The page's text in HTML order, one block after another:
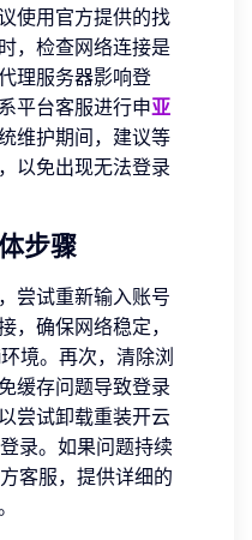
使用官方提供的找
，检查网络连接是
理服务器影响登
平台客服进行申亚
维护期间，建议等
以免出现无法登录
步骤
尝试重新输入账号
，确保网络稳定，
境。再次，清除浏
缓存问题导致登录
尝试卸载重装开云
录。如果问题持续
客服，提供详细的